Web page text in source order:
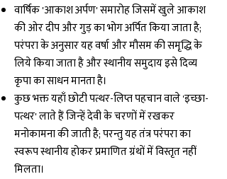
वार्षिक 'आकाश अर्पण' समारोह जिसमें खुले आकाश
की ओर दीप और गुड़ का भोग अर्पित किया जाता है;
परंपरा के अनुसार यह वर्षा और मौसम की समृद्धि के
लिये किया जाता है और स्थानीय समुदाय इसे दिव्य
कृपा का साधन मानता है।
कुछ भक्त यहाँ छोटी पत्थर-लिप्त पहचान वाले 'इच्छा-
पत्थर' लाते हैं जिन्हें देवी के चरणों में रखकर
मनोकामना की जाती है; परन्तु यह तंत्र परंपरा का
स्वरूप स्थानीय होकर प्रमाणित ग्रंथों में विस्तृत नहीं
मिलता।